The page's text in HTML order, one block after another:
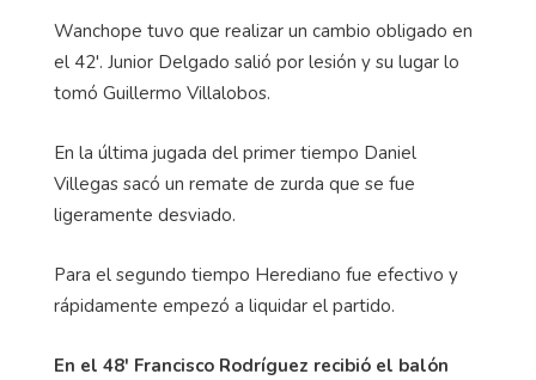
Wanchope tuvo que realizar un cambio obligado en
el 42'. Junior Delgado salió por lesión y su lugar lo
tomó Guillermo Villalobos.
En la última jugada del primer tiempo Daniel
Villegas sacó un remate de zurda que se fue
ligeramente desviado.
Para el segundo tiempo Herediano fue efectivo y
rápidamente empezó a liquidar el partido.
En el 48' Francisco Rodríguez recibió el balón